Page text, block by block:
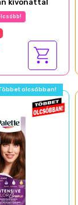
kivonattal
olcsóbban!